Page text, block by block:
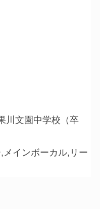
川文園中学校（卒
メインボーカル,リー